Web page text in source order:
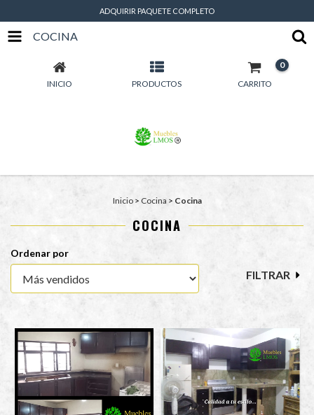
ADQUIRIR PAQUETE COMPLETO
COCINA
INICIO PRODUCTOS CARRITO
0
Inicio > Cocina > Cocina
COCINA
Ordenar por
FILTRAR